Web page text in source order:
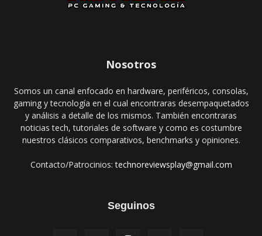
Nosotros
Somos un canal enfocado en hardware, periféricos, consolas,
gaming y tecnología en el cual encontraras desempaquetados
y análisis a detalle de los mismos. También encontraras
noticias tech, tutoriales de software y como es costumbre
nuestros clásicos comparativos, benchmarks y opiniones.
Contacto/Patrocinios:technoreviewsplay@gmail.com
Seguinos